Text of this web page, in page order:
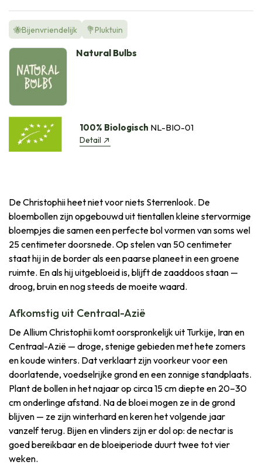
🐝Bijenvriendelijk 💐Pluktuin
Natural Bulbs
100% Biologisch NL-BIO-01
Detail
De Christophii heet niet voor niets Sterrenlook. De
bloembollen zijn opgebouwd uit tientallen kleine stervormige
bloempjes die samen een perfecte bol vormen van soms wel
25 centimeter doorsnede. Op stelen van 50 centimeter
staat hij in de border als een paarse planeet in een groene
ruimte. En als hij uitgebloeid is, blijft de zaaddoos staan —
droog, bruin en nog steeds de moeite waard.
Afkomstig uit Centraal-Azië
De Allium Christophii komt oorspronkelijk uit Turkije, Iran en
Centraal-Azië — droge, stenige gebieden met hete zomers
en koude winters. Dat verklaart zijn voorkeur voor een
doorlatende, voedselrijke grond en een zonnige standplaats.
Plant de bollen in het najaar op circa 15 cm diepte en 20–30
cm onderlinge afstand. Na de bloei mogen ze in de grond
blijven — ze zijn winterhard en keren het volgende jaar
vanzelf terug. Bijen en vlinders zijn er dol op: de nectar is
goed bereikbaar en de bloeiperiode duurt twee tot vier
weken.